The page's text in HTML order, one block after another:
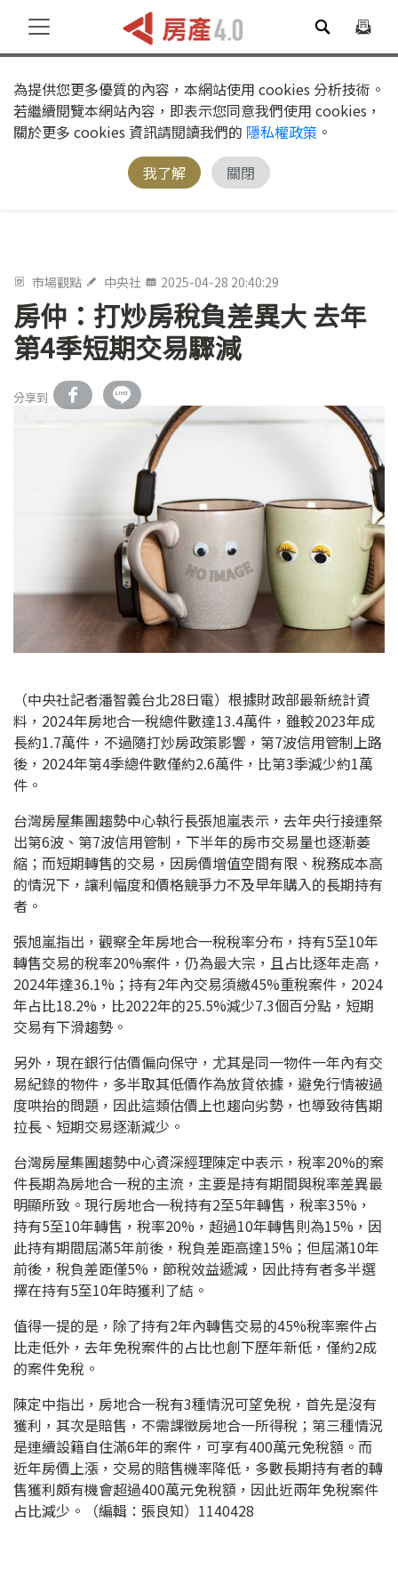
為提供您更多優質的內容，本網站使用 cookies 分析技術。
若繼續閱覽本網站內容，即表示您同意我們使用 cookies，
關於更多 cookies 資訊請閱讀我們的 隱私權政策 。
我了解
關閉
市場觀點 中央社 2025-04-28 20:40:29
房仲：打炒房稅負差異大 去年
第4季短期交易驟減
分享到
（中央社記者潘智義台北28日電）根據財政部最新統計資
料，2024年房地合一稅總件數達13.4萬件，雖較2023年成
長約1.7萬件，不過隨打炒房政策影響，第7波信用管制上路
後，2024年第4季總件數僅約2.6萬件，比第3季減少約1萬
件。
台灣房屋集團趨勢中心執行長張旭嵐表示，去年央行接連祭
出第6波、第7波信用管制，下半年的房市交易量也逐漸萎
縮；而短期轉售的交易，因房價增值空間有限、稅務成本高
的情況下，讓利幅度和價格競爭力不及早年購入的長期持有
者。
張旭嵐指出，觀察全年房地合一稅稅率分布，持有5至10年
轉售交易的稅率20%案件，仍為最大宗，且占比逐年走高，
2024年達36.1%；持有2年內交易須繳45%重稅案件，2024
年占比18.2%，比2022年的25.5%減少7.3個百分點，短期
交易有下滑趨勢。
另外，現在銀行估價偏向保守，尤其是同一物件一年內有交
易紀錄的物件，多半取其低價作為放貸依據，避免行情被過
度哄抬的問題，因此這類估價上也趨向劣勢，也導致待售期
拉長、短期交易逐漸減少。
台灣房屋集團趨勢中心資深經理陳定中表示，稅率20%的案
件長期為房地合一稅的主流，主要是持有期間與稅率差異最
明顯所致。現行房地合一稅持有2至5年轉售，稅率35%，
持有5至10年轉售，稅率20%，超過10年轉售則為15%，因
此持有期間屆滿5年前後，稅負差距高達15%；但屆滿10年
前後，稅負差距僅5%，節稅效益遞減，因此持有者多半選
擇在持有5至10年時獲利了結。
值得一提的是，除了持有2年內轉售交易的45%稅率案件占
比走低外，去年免稅案件的占比也創下歷年新低，僅約2成
的案件免稅。
陳定中指出，房地合一稅有3種情況可望免稅，首先是沒有
獲利，其次是賠售，不需課徵房地合一所得稅；第三種情況
是連續設籍自住滿6年的案件，可享有400萬元免稅額。而
近年房價上漲，交易的賠售機率降低，多數長期持有者的轉
售獲利頗有機會超過400萬元免稅額，因此近兩年免稅案件
占比減少。（編輯：張良知）1140428